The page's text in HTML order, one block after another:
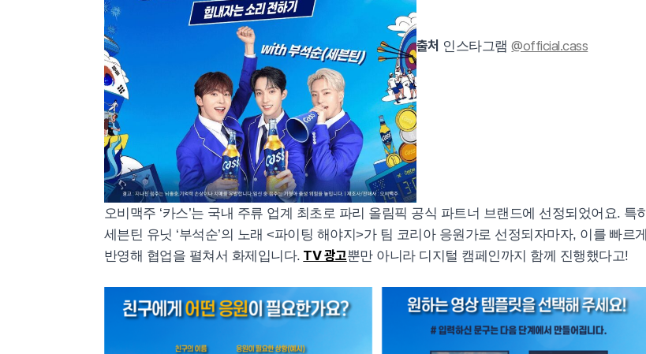
출처 인스타그램@official.cass
오비맥주 ‘카스’는 국내 주류 업계 최초로 파리 올림픽 공식 파트너 브랜드에 선정되었어요. 특히
세븐틴 유닛 ‘부석순’의 노래 <파이팅 해야지>가 팀 코리아 응원가로 선정되자마자, 이를 빠르게
반영해 협업을 펼쳐서 화제입니다. TV 광고뿐만 아니라 디지털 캠페인까지 함께 진행했다고!